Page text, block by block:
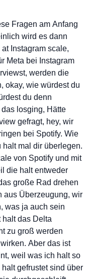
Fragen am Anfang
wird es dann
at Instagram scale,
Meta bei Instagram
werden die
okay, wie würdest du
du denn
das losging, Hätte
gefragt, hey, wir
bei Spotify. Wie
halt mal dir überlegen.
von Spotify und mit
die halt entweder
große Rad drehen
aus Überzeugung, wir
was ja auch sein
halt das Delta
zu groß werden
wirken. Aber das ist
weil was ich halt so
halt gefrustet sind über